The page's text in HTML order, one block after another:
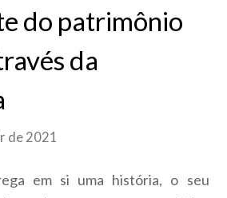
do patrimônio
da
de 2021
em si uma história, o seu